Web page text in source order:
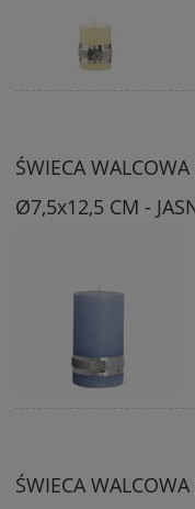
ŚWIECA WALCOWA
Ø7,5x12,5 CM -
ŚWIECA WALCOWA